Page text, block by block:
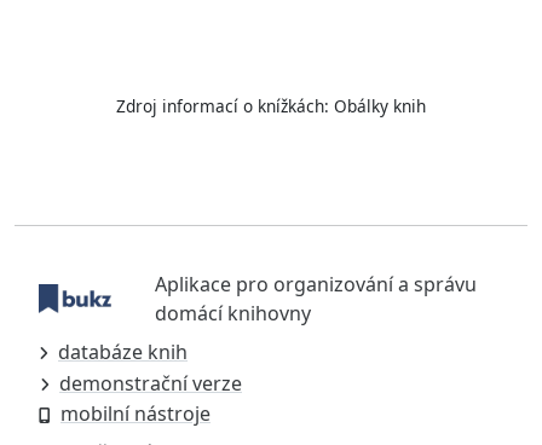
Zdroj informací o knížkách: Obálky knih
Aplikace pro organizování a správu
domácí knihovny
databáze knih
demonstrační verze
mobilní nástroje